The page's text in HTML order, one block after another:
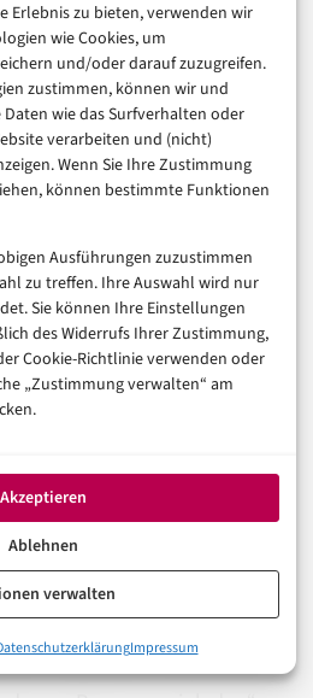
Erlebnis zu bieten, verwenden wir
wie Cookies, um
und/oder darauf zuzugreifen.
zustimmen, können wir und
wie das Surfverhalten oder
verarbeiten und (nicht)
Wenn Sie Ihre Zustimmung
können bestimmte Funktionen
Ausführungen zuzustimmen
zu treffen. Ihre Auswahl wird nur
Sie können Ihre Einstellungen
des Widerrufs Ihrer Zustimmung,
Cookie-Richtlinie verwenden oder
„Zustimmung verwalten“ am
Akzeptieren
Ablehnen
verwalten
Impressum
können auf die Datei
Link:Jeder, der den Link hat,
auf die Datei
Organisation]:
Organisation (z.B. Ihr
Ihre Schule) können mit
Datei zugreifen.
Option aus und
ob die Personen mit
können.
Zahnradsymbol oder den
um erweiterte
wie „Bearbeiter können den
der Business-Welt unverzichtbar ist